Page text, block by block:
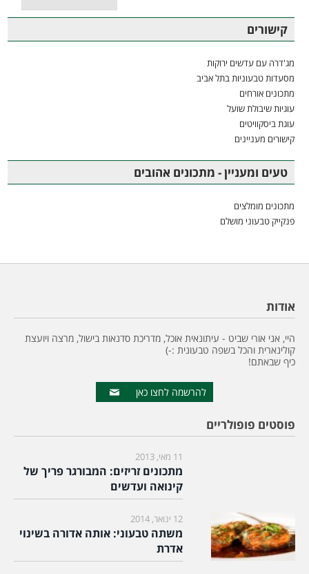
קישורים
מג'דרה עם עדשים ירוקות
מסעדות טבעוניות בתל אביב
מתכונים אורחים
עוגיות שיבולת שועל
עוגת ביסקוויטים
קישורים מעניינים
טעים ומעניין - מתכונים אהובים
מתכונים מומלצים
פנקייק טבעוני מושלם
אודות
היי, אני אורי שביט - עיתונאית אוכל, מדריכת סדנאות בישול, מרצה ויועצת
קולינארית והכל בשפה טבעונית :-)
כיף שבאתם!
להרשמה לחצו כאן
פוסטים פופולריים
11 מאי, 2013
מתכונים זריזים: המבורגר פריך של
קינואה ועדשים
12 ינואר, 2014
משתה טבעוני: אותה אדורה בשינוי
אדרת